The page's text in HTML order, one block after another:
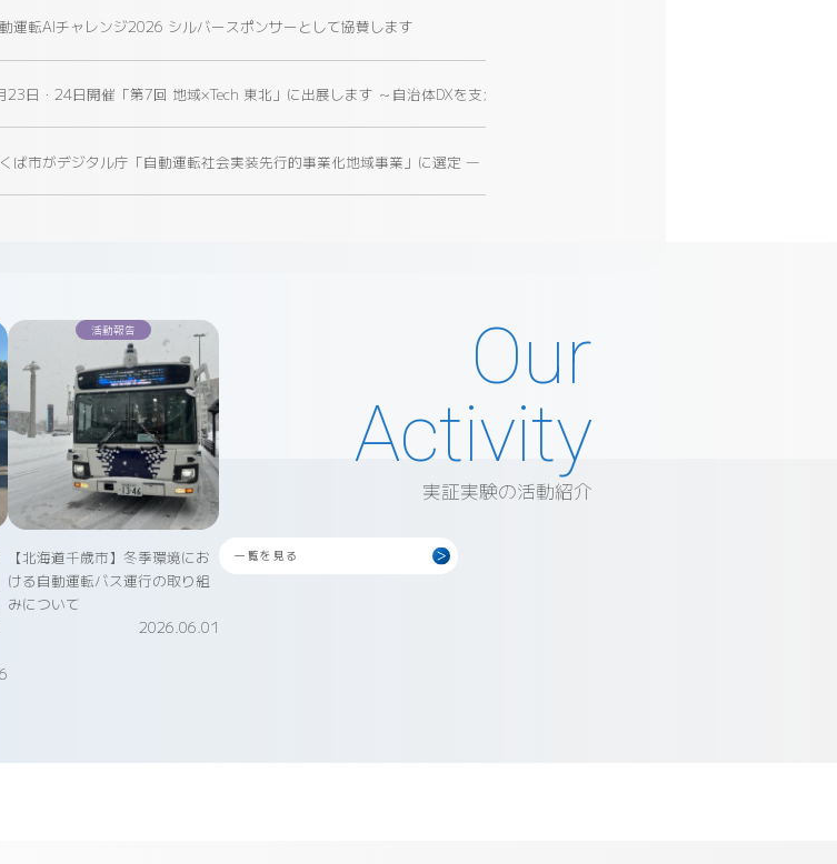
運転AIチャレンジ2026 シルバースポンサーとして協賛します
23日・24日開催「第7回 地域×Tech 東北」に出展します ～自治体DXを支える3次元空間情報プラットフォーム「DEXIO™」を
ば市がデジタル庁「自動運転社会実装先行的事業化地域事業」に選定 ― アイサンテクノロジー株式会社とA-Drive株式会社が
実証実験の活動紹介
一覧を見る
活動報告
【北海道千歳市】冬季環境にお
ける自動運転バス運行の取り組
みについて
2026.06.01